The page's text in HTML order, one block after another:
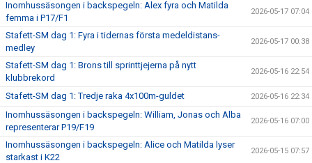
Inomhussäsongen i backspegeln: Alex fyra och Matilda
femma i P17/F1
2026-05-17 07:04
Stafett-SM dag 1: Fyra i tidernas första medeldistans-
medley
2026-05-17 00:38
Stafett-SM dag 1: Brons till sprinttjejerna på nytt
klubbrekord
2026-05-16 22:54
Stafett-SM dag 1: Tredje raka 4x100m-guldet 2026-05-16 22:34
Inomhussäsongen i backspegeln: William, Jonas och Alba
representerar P19/F19
2026-05-16 07:00
Inomhussäsongen i backspegeln: Alice och Matilda lyser
starkast i K22
2026-05-15 07:57